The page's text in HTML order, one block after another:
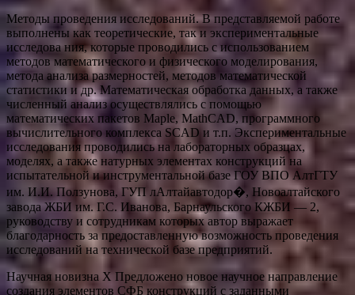
Методы проведения исследований. В представляемой работе
выполнены как теоретические, так и экспериментальные
исследова ния, которые проводились с использованием
методов математического и физического моделирования,
метода анализа размерностей, методов математической
статистики и др. Математическая обработка данных, а также
численный анализ осуществлялись с помощью
математических пакетов Maple, MathCAD, программного
вычислительного комплекса SCAD и т.п. Экспериментальные
исследования проводились на лабораторных образцах,
моделях, а также натурных элементах конструкций на
испытательной и инструментальной базе ГОУ ВПО АлтГТУ
им. И.И. Ползунова, ГУП лАлтайавтодор�, Новоалтайского
завода ЖБИ им. Г.С. Иванова, Барнаульского КЖБИ — 2,
руководству и сотрудникам которых автор выражает
благодарность за предоставленную возможность проведения
исследований на технической базе предприятий.
Научная новизна Х Предложено новое научное направление
создания элементов СФБ конструкций с заданными